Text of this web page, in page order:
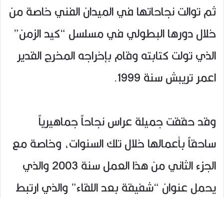
ثم توالت نجاحاتها في الميدان الفني خاصة من
خلال دورها البطولي في مسلسل “كيد الزمن”
الذي تولت كتابته وقام بإخراجه المخرج القدير
اعمر تريبش سنة 1999.
وقد حققت جميلة عراس نجاحاً جماهيرياً
ساحقاً بأعمالها خلال تلك السنوات، وخاصة مع
الجزء الثاني من هذا العمل سنة 2003 والذي
يحمل عنوان “شفيقة بعد اللقاء” والذي ارتبط